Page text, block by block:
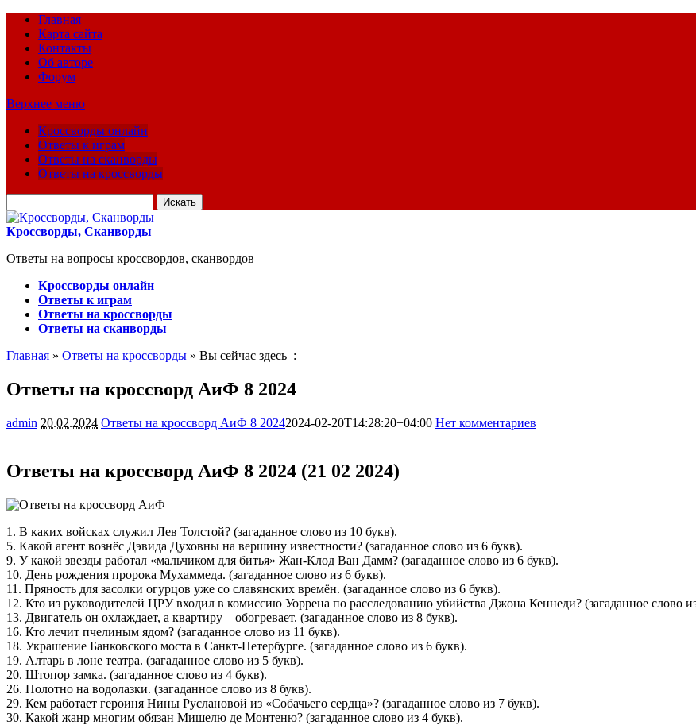
Главная
Карта сайта
Контакты
Об авторе
Форум
Верхнее меню
Кроссворды онлайн
Ответы к играм
Ответы на сканворды
Ответы на кроссворды
для:
Кроссворды, Сканворды
Ответы на вопросы кроссвордов, сканвордов
Кроссворды онлайн
Ответы к играм
Ответы на кроссворды
Ответы на сканворды
Главная » Ответы на кроссворды » Вы сейчас здесь :
Ответы на кроссворд АиФ 8 2024
admin 20.02.2024 Ответы на кроссворд АиФ 8 20242024-02-20T14:28:20+04:00 Нет комментариев
Ответы на кроссворд АиФ 8 2024 (21 02 2024)
1. В каких войсках служил Лев Толстой? (загаданное слово из 10 букв).
5. Какой агент вознёс Дэвида Духовны на вершину известности? (загаданное слово из 6 букв).
9. У какой звезды работал «мальчиком для битья» Жан-Клод Ван Дамм? (загаданное слово из 6 букв).
10. День рождения пророка Мухаммеда. (загаданное слово из 6 букв).
11. Пряность для засолки огурцов уже со славянских времён. (загаданное слово из 6 букв).
12. Кто из руководителей ЦРУ входил в комиссию Уоррена по расследованию убийства Джона Кеннеди? (загаданное слово
13. Двигатель он охлаждает, а квартиру – обогревает. (загаданное слово из 8 букв).
16. Кто лечит пчелиным ядом? (загаданное слово из 11 букв).
18. Украшение Банковского моста в Санкт-Петербурге. (загаданное слово из 6 букв).
19. Алтарь в лоне театра. (загаданное слово из 5 букв).
20. Штопор замка. (загаданное слово из 4 букв).
26. Полотно на водолазки. (загаданное слово из 8 букв).
29. Кем работает героиня Нины Руслановой из «Собачьего сердца»? (загаданное слово из 7 букв).
30. Какой жанр многим обязан Мишелю де Монтеню? (загаданное слово из 4 букв).